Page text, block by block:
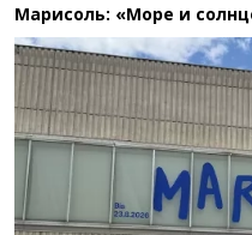
Марисоль: «Море и